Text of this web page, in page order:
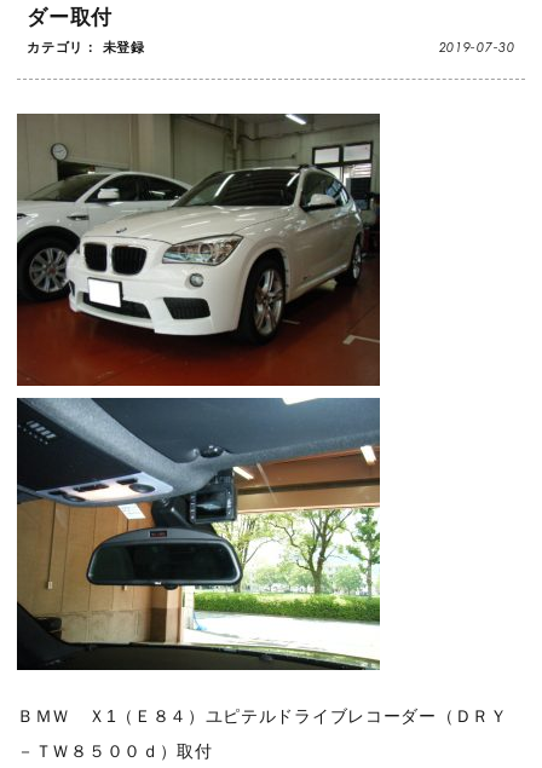
ダー取付
カテゴリ： 未登録 2019-07-30
ＢＭＷ Ｘ1（Ｅ８４）ユピテルドライブレコーダー（ＤＲＹ
－ＴＷ８５００ｄ）取付